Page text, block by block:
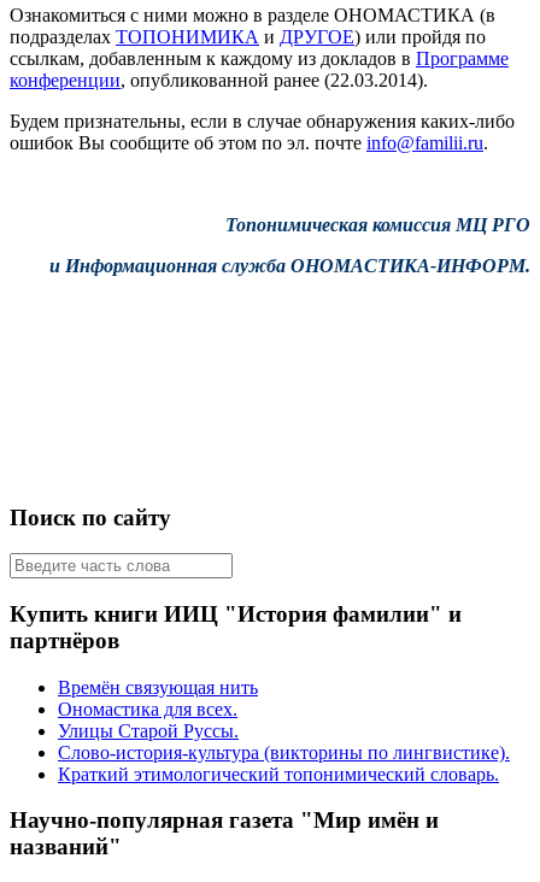
Ознакомиться с ними можно в разделе ОНОМАСТИКА (в
подразделах ТОПОНИМИКА и ДРУГОЕ) или пройдя по
ссылкам, добавленным к каждому из докладов в Программе
конференции, опубликованной ранее (22.03.2014).
Будем признательны, если в случае обнаружения каких-либо
ошибок Вы сообщите об этом по эл. почте info@familii.ru.
Топонимическая комиссия МЦ РГО
и Информационная служба ОНОМАСТИКА-ИНФОРМ.
Поиск по сайту
Купить книги ИИЦ "История фамилии" и
партнёров
Времён связующая нить
Ономастика для всех.
Улицы Старой Руссы.
Слово-история-культура (викторины по лингвистике).
Краткий этимологический топонимический словарь.
Научно-популярная газета "Мир имён и
названий"